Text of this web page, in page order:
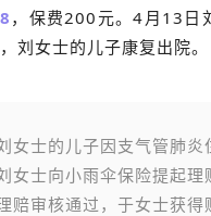
，保费200元。4月13日
刘女士的儿子康复出院。
士的儿子因支气管肺炎
士向小雨伞保险提起理
赔审核通过，于女士获